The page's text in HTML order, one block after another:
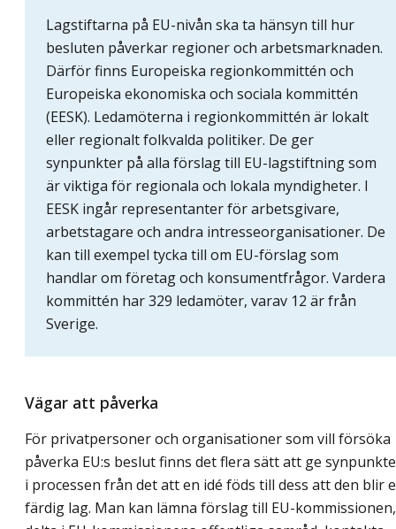
Lagstiftarna på EU-nivån ska ta hänsyn till hur
besluten påverkar regioner och arbetsmarknaden.
Därför finns Europeiska regionkommittén och
Europeiska ekonomiska och sociala kommittén
(EESK). Ledamöterna i regionkommittén är lokalt
eller regionalt folkvalda politiker. De ger
synpunkter på alla förslag till EU-lagstiftning som
är viktiga för regionala och lokala myndigheter. I
EESK ingår representanter för arbetsgivare,
arbetstagare och andra intresseorganisationer. De
kan till exempel tycka till om EU-förslag som
handlar om företag och konsumentfrågor. Vardera
kommittén har 329 ledamöter, varav 12 är från
Sverige.
Vägar att påverka
För privatpersoner och organisationer som vill försöka
påverka EU:s beslut finns det flera sätt att ge
i processen från det att en idé föds till dess att den blir
färdig lag. Man kan lämna förslag till EU-kommissionen,